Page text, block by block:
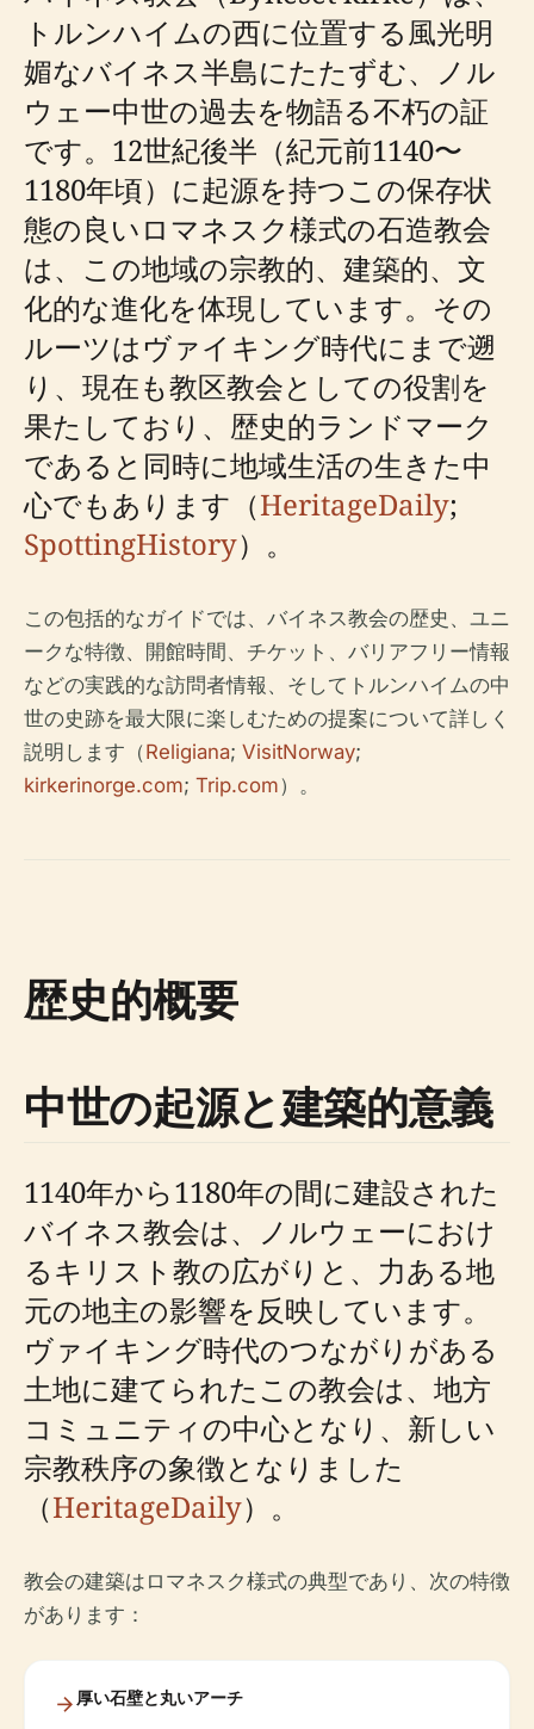
トルンハイムの西に位置する風光明
媚なバイネス半島にたたずむ、ノル
ウェー中世の過去を物語る不朽の証
です。12世紀後半（紀元前1140〜
1180年頃）に起源を持つこの保存状
態の良いロマネスク様式の石造教会
は、この地域の宗教的、建築的、文
化的な進化を体現しています。その
ルーツはヴァイキング時代にまで遡
り、現在も教区教会としての役割を
果たしており、歴史的ランドマーク
であると同時に地域生活の生きた中
心でもあります（HeritageDaily;
SpottingHistory）。
この包括的なガイドでは、バイネス教会の歴史、ユニ
ークな特徴、開館時間、チケット、バリアフリー情報
などの実践的な訪問者情報、そしてトルンハイムの中
世の史跡を最大限に楽しむための提案について詳しく
説明します（Religiana; VisitNorway;
kirkerinorge.com; Trip.com）。
歴史的概要
中世の起源と建築的意義
1140年から1180年の間に建設された
バイネス教会は、ノルウェーにおけ
るキリスト教の広がりと、力ある地
元の地主の影響を反映しています。
ヴァイキング時代のつながりがある
土地に建てられたこの教会は、地方
コミュニティの中心となり、新しい
宗教秩序の象徴となりました
（HeritageDaily）。
教会の建築はロマネスク様式の典型であり、次の特徴
があります：
厚い石壁と丸いアーチ